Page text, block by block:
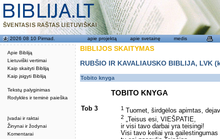
Apie Bibliją
Lietuviški vertimai
Kaip skaityti Bibliją
Kaip įsigyti Bibliją
Tekstų palyginimas
Rodyklės ir teminė paieška
Įvadai ir raktai
Žinynai ir žodynai
Komentarai
2026 08 10 Pirmad. apie projektą apie svetainę medis
BIBLIJOS SKAITYMAS
RUBŠIO IR KAVALIAUSKO BIBLIJA,
Tobito knyga
TOBITO KNYGA
Tob 3 1 Tuomet, širdgėlos apimtas,
2 „Teisus esi, VIEŠPATIE,
ir visi tavo darbai yra teisingi!
Visi tavo keliai yra gailestingumas